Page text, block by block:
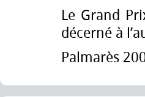
Le Grand
décerné à
Palmarès